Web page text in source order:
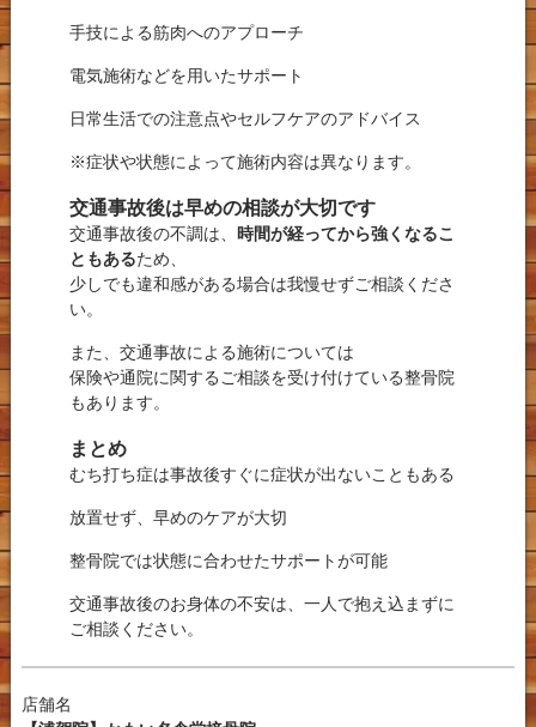
手技による筋肉へのアプローチ
電気施術などを用いたサポート
日常生活での注意点やセルフケアのアドバイス
※症状や状態によって施術内容は異なります。
交通事故後は早めの相談が大切です
交通事故後の不調は、 時間が経ってから強くなるこ
ともあるため、
少しでも違和感がある場合は我慢せずご相談くださ
い。
また、交通事故による施術については
保険や通院に関するご相談を受け付けている整骨院
もあります。
まとめ
むち打ち症は事故後すぐに症状が出ないこともある
放置せず、早めのケアが大切
整骨院では状態に合わせたサポートが可能
交通事故後のお身体の不安は、一人で抱え込まずに
ご相談ください。
店舗名